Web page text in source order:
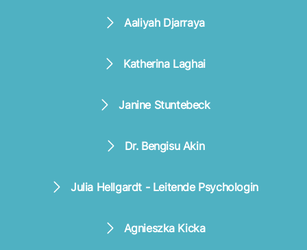
Aaliyah Djarraya
Katherina Laghai
Janine Stuntebeck
Dr. Bengisu Akin
Julia Hellgardt - Leitende Psychologin
Agnieszka Kicka